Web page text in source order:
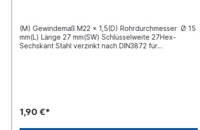
(M) Gewindemaß M22 x 1,5(D) Rohrdurchmesser Ø 15
mm(L) Länge 27 mm(SW) Schlüsselweite 27Hex-
Sechskant Stahl verzinkt nach DIN3872 für
1,90 €*